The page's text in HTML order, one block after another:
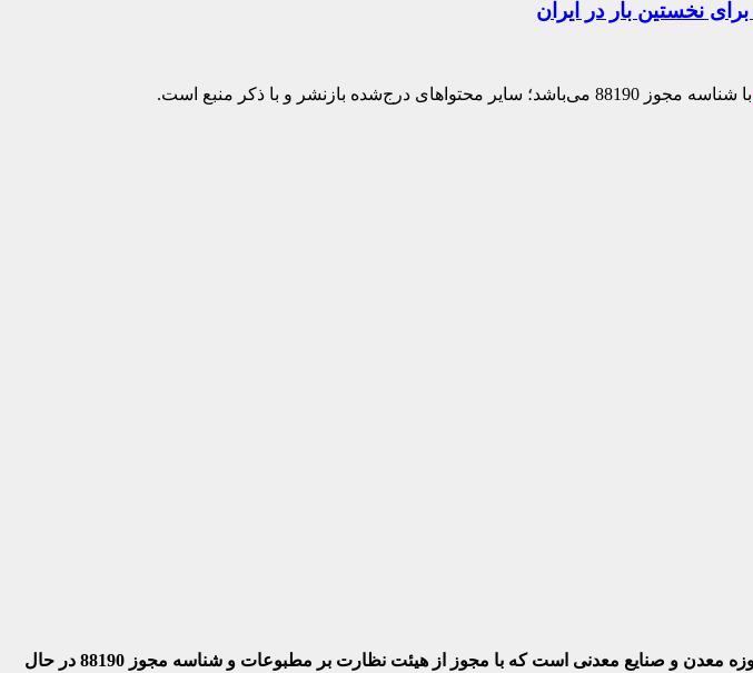
با شناسه مجوز 88190 می‌باشد؛ سایر محتواهای درج‌شده بازنشر و با ذکر منبع است.
معدن و صنایع معدنی‌ است که با مجوز از هیئت نظارت بر مطبوعات
و شناسه مجوز 88190 در حال